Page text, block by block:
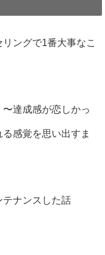
ングで1番大事なこ
達成感が恋しかっ
感覚を思い出すま
テナンスした話